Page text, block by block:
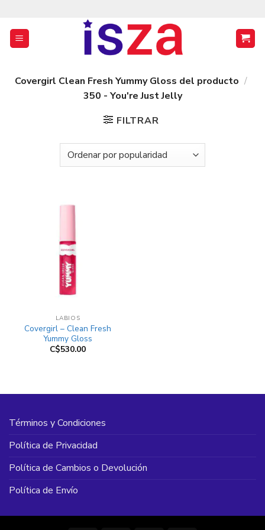
contenido
Covergirl Clean Fresh Yummy Gloss del producto /
350 - You're Just Jelly
FILTRAR
LABIOS
Covergirl – Clean Fresh
Yummy Gloss
C$530.00
Términos y Condiciones
Política de Privacidad
Política de Cambios o Devolución
Política de Envío